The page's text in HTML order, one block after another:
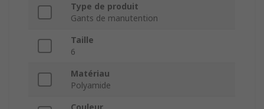
Type de produit
Gants de manutention
Taille
6
Matériau
Polyamide